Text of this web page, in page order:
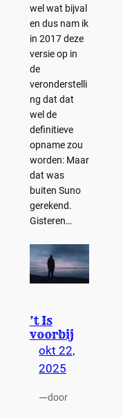
wel wat bijval
en dus nam ik
in 2017 deze
versie op in
de
veronderstelli
ng dat dat
wel de
definitieve
opname zou
worden: Maar
dat was
buiten Suno
gerekend.
Gisteren…
’t Is
voorbij
okt 22,
2025
—door